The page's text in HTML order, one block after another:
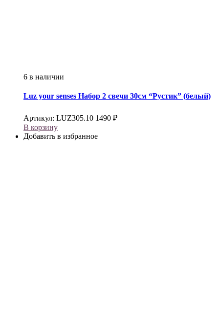
6 в наличии
Luz your senses Набор 2 свечи 30см “Рустик” (белый)
Артикул: LUZ305.10 1490 ₽
В корзину
Добавить в избранное